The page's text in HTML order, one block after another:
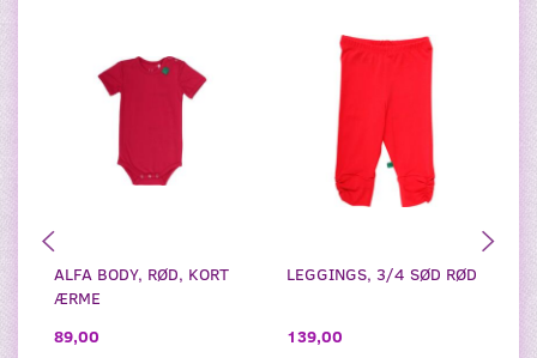
ALFA BODY, RØD, KORT
ÆRME
89,00
LEGGINGS, 3/4 SØD RØD
139,00